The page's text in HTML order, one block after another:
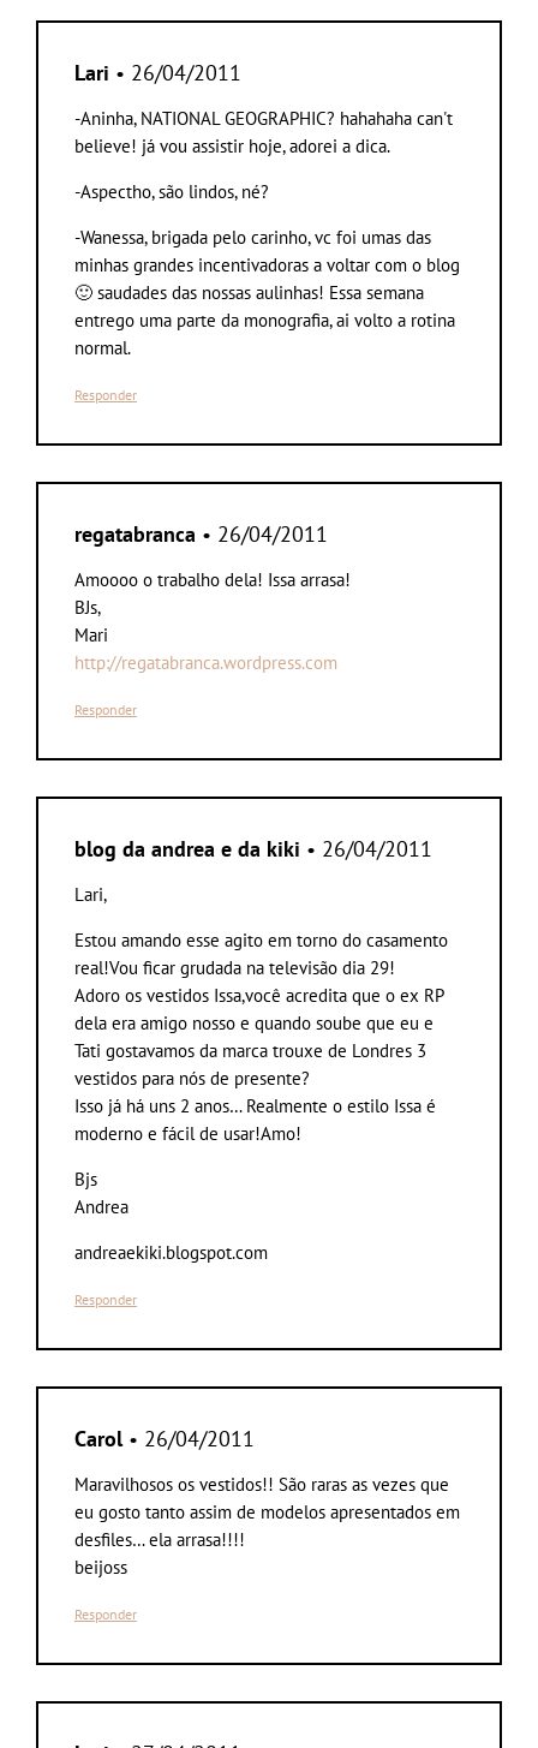
Lari • 26/04/2011
-Aninha, NATIONAL GEOGRAPHIC? hahahaha can't
believe! já vou assistir hoje, adorei a dica.
-Aspectho, são lindos, né?
-Wanessa, brigada pelo carinho, vc foi umas das
minhas grandes incentivadoras a voltar com o blog
🙂 saudades das nossas aulinhas! Essa semana
entrego uma parte da monografia, ai volto a rotina
normal.
Responder
regatabranca • 26/04/2011
Amoooo o trabalho dela! Issa arrasa!
BJs,
Mari
http://regatabranca.wordpress.com
Responder
blog da andrea e da kiki • 26/04/2011
Lari,
Estou amando esse agito em torno do casamento
real!Vou ficar grudada na televisão dia 29!
Adoro os vestidos Issa,você acredita que o ex RP
dela era amigo nosso e quando soube que eu e
Tati gostavamos da marca trouxe de Londres 3
vestidos para nós de presente?
Isso já há uns 2 anos… Realmente o estilo Issa é
moderno e fácil de usar!Amo!
Bjs
Andrea
andreaekiki.blogspot.com
Responder
Carol• 26/04/2011
Maravilhosos os vestidos!! São raras as vezes que
eu gosto tanto assim de modelos apresentados em
desfiles… ela arrasa!!!!
beijoss
Responder